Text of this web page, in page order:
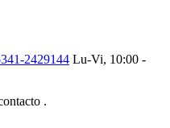
2429144 Lu-Vi, 10:00 -
.